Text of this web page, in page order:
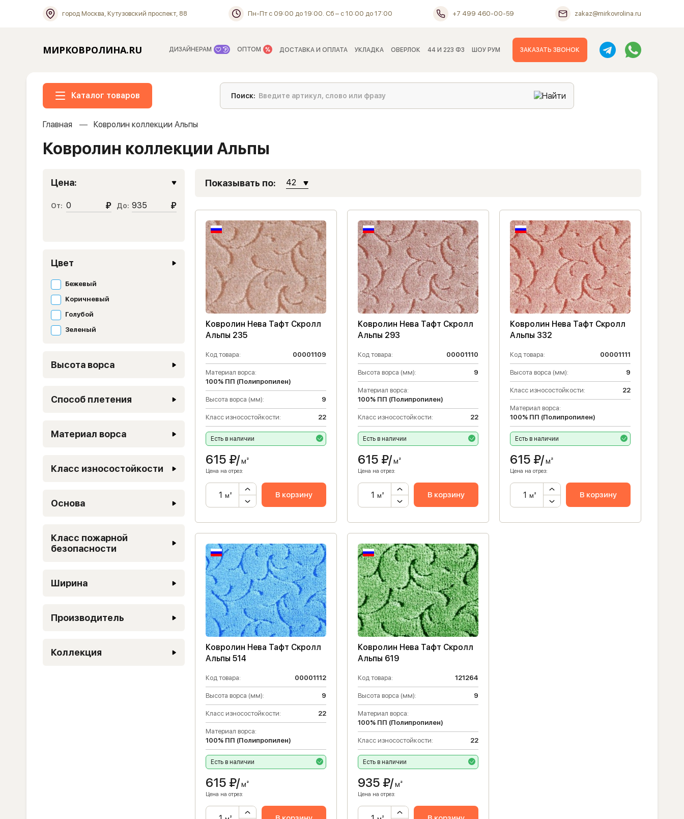
город Москва, Кутузовский проспект, 88 Пн-Пт с 09:00 до 19:00. Сб – с 10:00 до 17:00 +7 499 460-00-59 zakaz@mirkovrolina.ru
МИРКОВРОЛИНА.RU ДИЗАЙНЕРАМ ОПТОМ ДОСТАВКА И ОПЛАТА УКЛАДКА ОВЕРЛОК 44 И 223 ФЗ ШОУ РУМ ЗАКАЗАТЬ ЗВОНОК
Каталог товаров
Главная Ковролин коллекции Альпы
Ковролин коллекции Альпы
Цена:
От: ₽ До: ₽
Цвет
Бежевый
Коричневый
Голубой
Зеленый
Высота ворса
Способ плетения
Материал ворса
Класс износостойкости
Основа
Класс пожарной
безопасности
Ширина
Производитель
Коллекция
Показывать по: 42
Ковролин Нева Тафт Скролл
Альпы 235
Код товара: 00001109
Материал ворса:
100% ПП (Полипропилен)
Высота ворса (мм): 9
Класс износостойкости: 22
Есть в наличии
615 ₽/м²
Цена на отрез:
м² В корзину
Ковролин Нева Тафт Скролл
Альпы 293
Код товара: 00001110
Высота ворса (мм): 9
Материал ворса:
100% ПП (Полипропилен)
Класс износостойкости: 22
Есть в наличии
615₽/м²
Цена на отрез:
м² В корзину
Ковролин Нева Тафт Скролл
Альпы 332
Код товара: 00001111
Высота ворса (мм): 9
Класс износостойкости: 22
Материал ворса:
100% ПП (Полипропилен)
Есть в наличии
615₽/м²
Цена на отрез:
м² В корзину
Ковролин Нева Тафт Скролл
Альпы 514
Код товара: 00001112
Высота ворса (мм): 9
Класс износостойкости: 22
Материал ворса:
100% ПП (Полипропилен)
Есть в наличии
615 ₽/м²
Цена на отрез:
Ковролин Нева Тафт Скролл
Альпы 619
Код товара: 121264
Высота ворса (мм): 9
Материал ворса:
100% ПП (Полипропилен)
Класс износостойкости: 22
Есть в наличии
935₽/м²
Цена на отрез: